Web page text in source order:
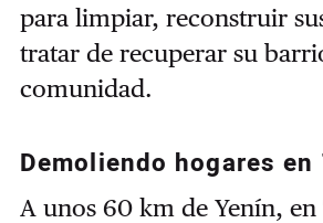
para limpiar, reconstruir
tratar de recuperar su
comunidad.
Demoliendo hogares en
A unos 60 km de Yenín,